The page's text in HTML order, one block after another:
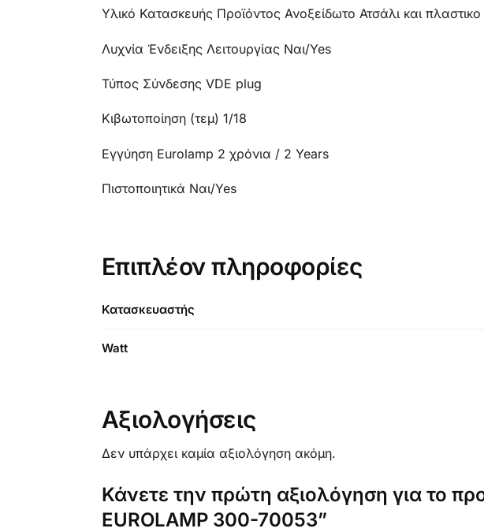
Υλικό Κατασκευής Προϊόντος Ανοξείδωτο Ατσάλι και
Λυχνία Ένδειξης Λειτουργίας Ναι/Yes
Τύπος Σύνδεσης VDE plug
Κιβωτοποίηση (τεμ) 1/18
Εγγύηση Eurolamp 2 χρόνια / 2 Years
Πιστοποιητικά Ναι/Yes
Επιπλέον πληροφορίες
Κατασκευαστής
Watt
Αξιολογήσεις
Δεν υπάρχει καμία αξιολόγηση ακόμη.
Κάνετε την πρώτη αξιολόγηση για το
EUROLAMP 300-70053”